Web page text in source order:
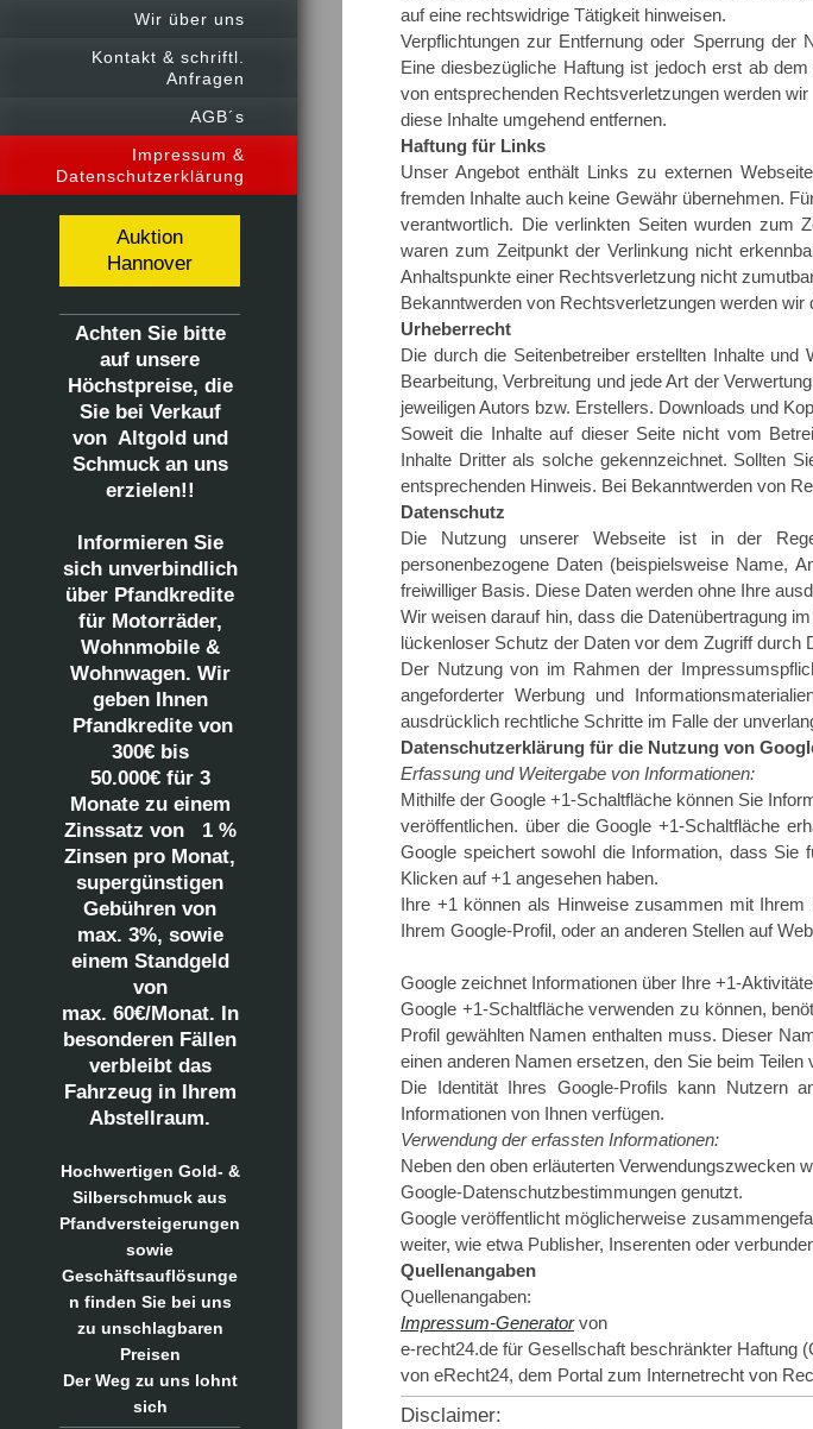
Wir über uns
Kontakt & schriftl.
Anfragen
AGB´s
Impressum &
Datenschutzerklärung
Auktion
Hannover
Achten Sie bitte
auf unsere
Höchstpreise, die
Sie bei Verkauf
von Altgold und
Schmuck an uns
erzielen!!
Informieren Sie
sich unverbindlich
über Pfandkredite
für Motorräder,
Wohnmobile &
Wohnwagen. Wir
geben Ihnen
Pfandkredite von
300€ bis
50.000€ für 3
Monate zu einem
Zinssatz von 1 %
Zinsen pro Monat,
supergünstigen
Gebühren von
max. 3%, sowie
einem Standgeld
von
max. 60€/Monat. In
besonderen Fällen
verbleibt das
Fahrzeug in Ihrem
Abstellraum.
Hochwertigen Gold- &
Silberschmuck aus
Pfandversteigerungen
sowie
Geschäftsauflösunge
n finden Sie bei uns
zu unschlagbaren
Preisen
Der Weg zu uns lohnt
sich
auf eine rechtswidrige Tätigkeit hinweisen.
Verpflichtungen zur Entfernung oder Sperrung der
Eine diesbezügliche Haftung ist jedoch erst ab
von entsprechenden Rechtsverletzungen werden wir
diese Inhalte umgehend entfernen.
Haftung für Links
Unser Angebot enthält Links zu externen
fremden Inhalte auch keine Gewähr übernehmen.
verantwortlich. Die verlinkten Seiten wurden zum
waren zum Zeitpunkt der Verlinkung nicht
Anhaltspunkte einer Rechtsverletzung nicht
Bekanntwerden von Rechtsverletzungen werden wir
Urheberrecht
Die durch die Seitenbetreiber erstellten Inhalte
Bearbeitung, Verbreitung und jede Art der
jeweiligen Autors bzw. Erstellers. Downloads und
Soweit die Inhalte auf dieser Seite nicht vom
Inhalte Dritter als solche gekennzeichnet. Sollten
entsprechenden Hinweis. Bei Bekanntwerden von
Datenschutz
Die Nutzung unserer Webseite ist in der
personenbezogene Daten (beispielsweise Name,
freiwilliger Basis. Diese Daten werden ohne Ihre
Wir weisen darauf hin, dass die Datenübertragung
lückenloser Schutz der Daten vor dem Zugriff durch
Der Nutzung von im Rahmen der
angeforderter Werbung und
ausdrücklich rechtliche Schritte im Falle der
Datenschutzerklärung für die Nutzung von
Erfassung und Weitergabe von Informationen:
Mithilfe der Google +1-Schaltfläche können Sie
veröffentlichen. über die Google +1-Schaltfläche
Google speichert sowohl die Information, dass Sie
Klicken auf +1 angesehen haben.
Ihre +1 können als Hinweise zusammen mit
Ihrem Google-Profil, oder an anderen Stellen auf
Google zeichnet Informationen über Ihre +1-
Google +1-Schaltfläche verwenden zu können,
Profil gewählten Namen enthalten muss. Dieser
einen anderen Namen ersetzen, den Sie beim
Die Identität Ihres Google-Profils kann Nutzern
Informationen von Ihnen verfügen.
Verwendung der erfassten Informationen:
Neben den oben erläuterten Verwendungszwecken
Google-Datenschutzbestimmungen genutzt.
Google veröffentlicht möglicherweise
weiter, wie etwa Publisher, Inserenten oder
Quellenangaben
Quellenangaben:
Impressum-Generatorvon
e-recht24.de für Gesellschaft beschränkter Haftung
von eRecht24, dem Portal zum Internetrecht von
Disclaimer: